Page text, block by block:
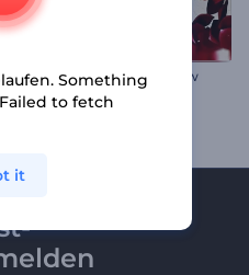
moderne Hochzeitsdiashow
Something
to fetch
it